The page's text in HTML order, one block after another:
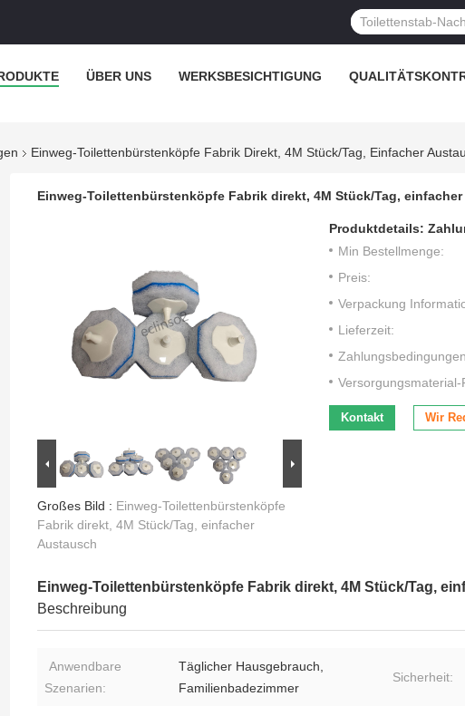
ÜBER UNS WERKSBESICHTIGUNG
Einweg-Toilettenbürstenköpfe Fabrik Direkt, 4M Stück/Tag, Einfacher
Einweg-Toilettenbürstenköpfe Fabrik direkt, 4M Stück/Tag,
Großes Bild : Einweg-Toilettenbürstenköpfe
Fabrik direkt, 4M Stück/Tag, einfacher
Austausch
Produktdetails:
Min Bestellmenge:
Preis:
Verpackung
Lieferzeit:
Versorgungsmaterial-
Kontakt Wir
Einweg-Toilettenbürstenköpfe Fabrik direkt, 4M Stück/Tag,
Beschreibung
Anwendbare
Szenarien:
Täglicher Hausgebrauch,
Familienbadezimmer
Sicherheit: